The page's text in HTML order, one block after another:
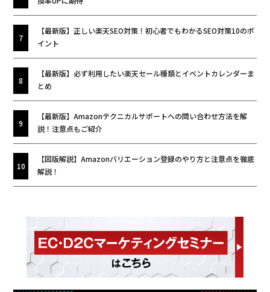
【最新版】正しい楽天SEO対策！初心者でもわかるSEO対策10のポ
イント
【最新版】必ず利用したい楽天セール種類とイベントカレンダーま
とめ
【最新版】Amazonテクニカルサポートへの問い合わせ方法を解
説！注意点もご紹介
【図版解説】Amazonバリエーション登録のやり方と注意点を徹底
解説！